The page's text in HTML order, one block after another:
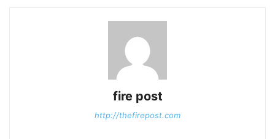
fire post
http://thefirepost.com